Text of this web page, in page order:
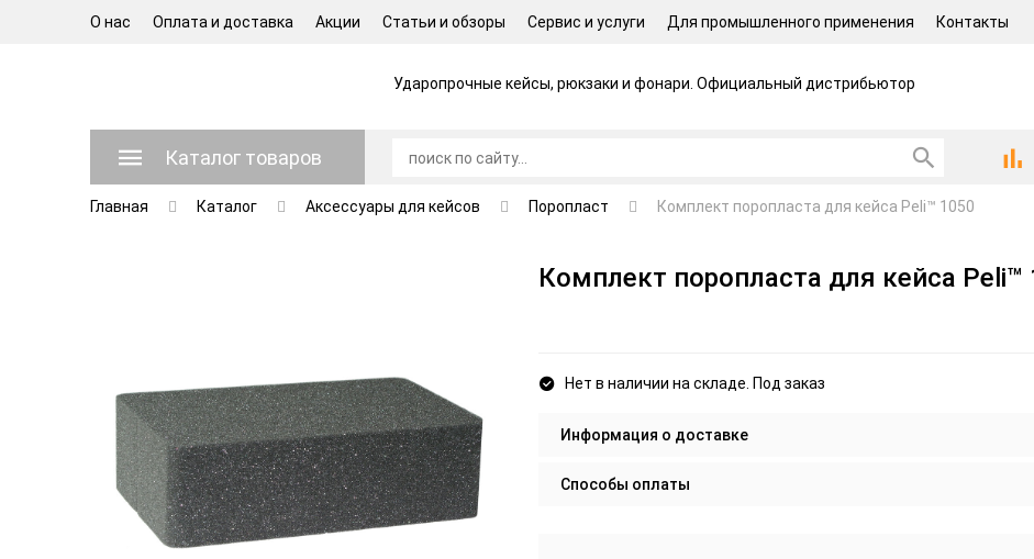
О нас Оплата и доставка Акции Статьи и обзоры Сервис и услуги Для промышленного применения Контакты
Ударопрочные кейсы, рюкзаки и фонари. Официальный дистрибьютор
Каталог товаров
Главная Каталог Аксессуары для кейсов Поропласт Комплект поропласта для кейса Peli™ 1050
Комплект поропласта для кейса Peli™
Нет в наличии на складе. Под заказ
Информация о доставке
Способы оплаты